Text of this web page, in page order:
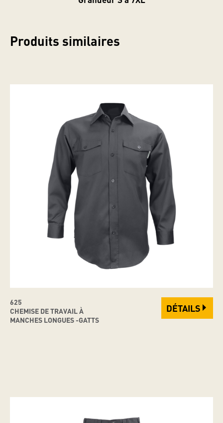
Produits similaires
625
CHEMISE DE TRAVAIL À
MANCHES LONGUES -GATTS
DÉTAILS